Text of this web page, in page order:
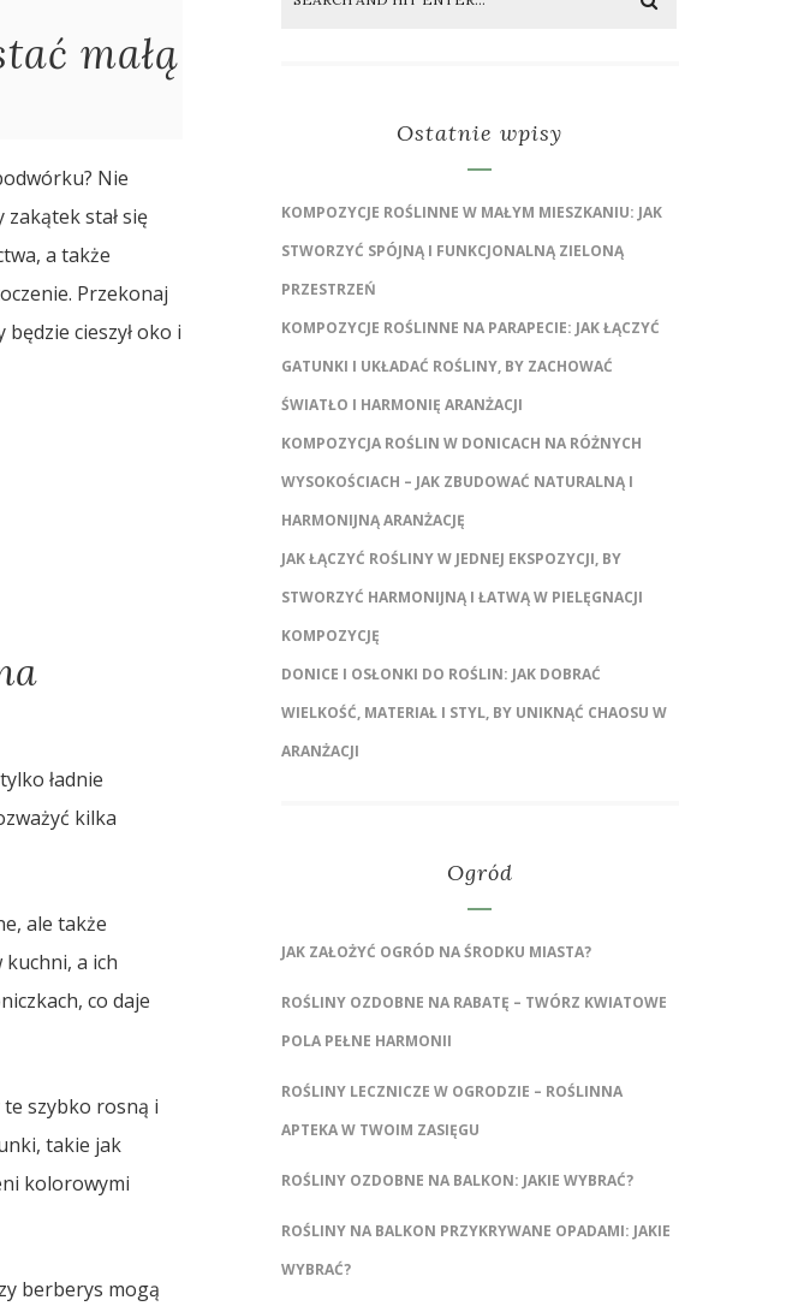
małą
Nie
stał się
a także
Przekonaj
cieszył oko i
ładnie
kilka
ale także
a ich
co daje
te szybko rosną i
takie jak
kolorowymi
berberys mogą
Ostatnie wpisy
KOMPOZYCJE ROŚLINNE W MAŁYM MIESZKANIU: JAK
STWORZYĆ SPÓJNĄ I FUNKCJONALNĄ ZIELONĄ
PRZESTRZEŃ
KOMPOZYCJE ROŚLINNE NA PARAPECIE: JAK ŁĄCZYĆ
GATUNKI I UKŁADAĆ ROŚLINY, BY ZACHOWAĆ
ŚWIATŁO I HARMONIĘ ARANŻACJI
KOMPOZYCJA ROŚLIN W DONICACH NA RÓŻNYCH
WYSOKOŚCIACH – JAK ZBUDOWAĆ NATURALNĄ I
HARMONIJNĄ ARANŻACJĘ
JAK ŁĄCZYĆ ROŚLINY W JEDNEJ EKSPOZYCJI, BY
STWORZYĆ HARMONIJNĄ I ŁATWĄ W PIELĘGNACJI
KOMPOZYCJĘ
DONICE I OSŁONKI DO ROŚLIN: JAK DOBRAĆ
WIELKOŚĆ, MATERIAŁ I STYL, BY UNIKNĄĆ CHAOSU W
ARANŻACJI
Ogród
JAK ZAŁOŻYĆ OGRÓD NA ŚRODKU MIASTA?
ROŚLINY OZDOBNE NA RABATĘ – TWÓRZ KWIATOWE
POLA PEŁNE HARMONII
ROŚLINY LECZNICZE W OGRODZIE – ROŚLINNA
APTEKA W TWOIM ZASIĘGU
ROŚLINY OZDOBNE NA BALKON: JAKIE WYBRAĆ?
ROŚLINY NA BALKON PRZYKRYWANE OPADAMI: JAKIE
WYBRAĆ?